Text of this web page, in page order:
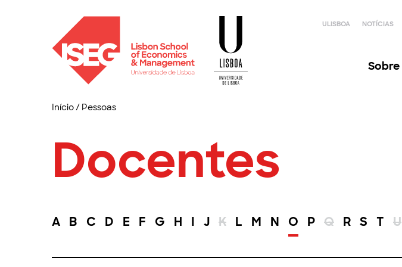
ULISBOA NOTÍCIAS
Sobre
Início/ Pessoas
Docentes
A B C D E F G H I J K L M N O P Q R S T U